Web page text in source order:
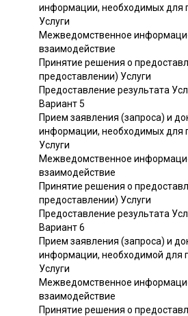
информации, необходимых для
Услуги
Межведомственное
взаимодействие
Принятие решения о
предоставлении) Услуги
Предоставление результата
Вариант 5
Прием заявления (запроса) и
информации, необходимых для
Услуги
Межведомственное
взаимодействие
Принятие решения о
предоставлении) Услуги
Предоставление результата
Вариант 6
Прием заявления (запроса) и
информации, необходимой для
Услуги
Межведомственное
взаимодействие
Принятие решения о